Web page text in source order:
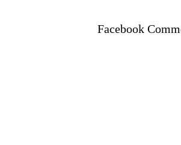
Facebook